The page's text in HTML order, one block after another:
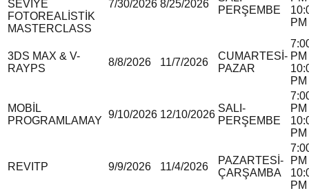
SEVİYE
FOTOREALİSTİK
MASTERCLASS
7/30/2026 8/25/2026
PERŞEMBE
PM
3DS MAX & V-
RAYPS
8/8/2026 11/7/2026
CUMARTESİ-
PAZAR
PM
PM
MOBİL
PROGRAMLAMAY
9/10/2026 12/10/2026
SALI-
PERŞEMBE
PM
PM
REVITP 9/9/2026 11/4/2026
PAZARTESİ-
ÇARŞAMBA
PM
PM